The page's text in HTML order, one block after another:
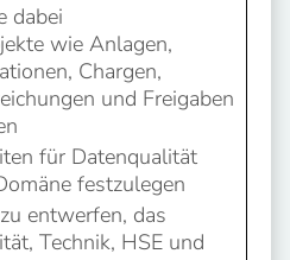
dabei
wie Anlagen,
Chargen,
und Freigaben
für Datenqualität
festzulegen
entwerfen, das
Technik, HSE und